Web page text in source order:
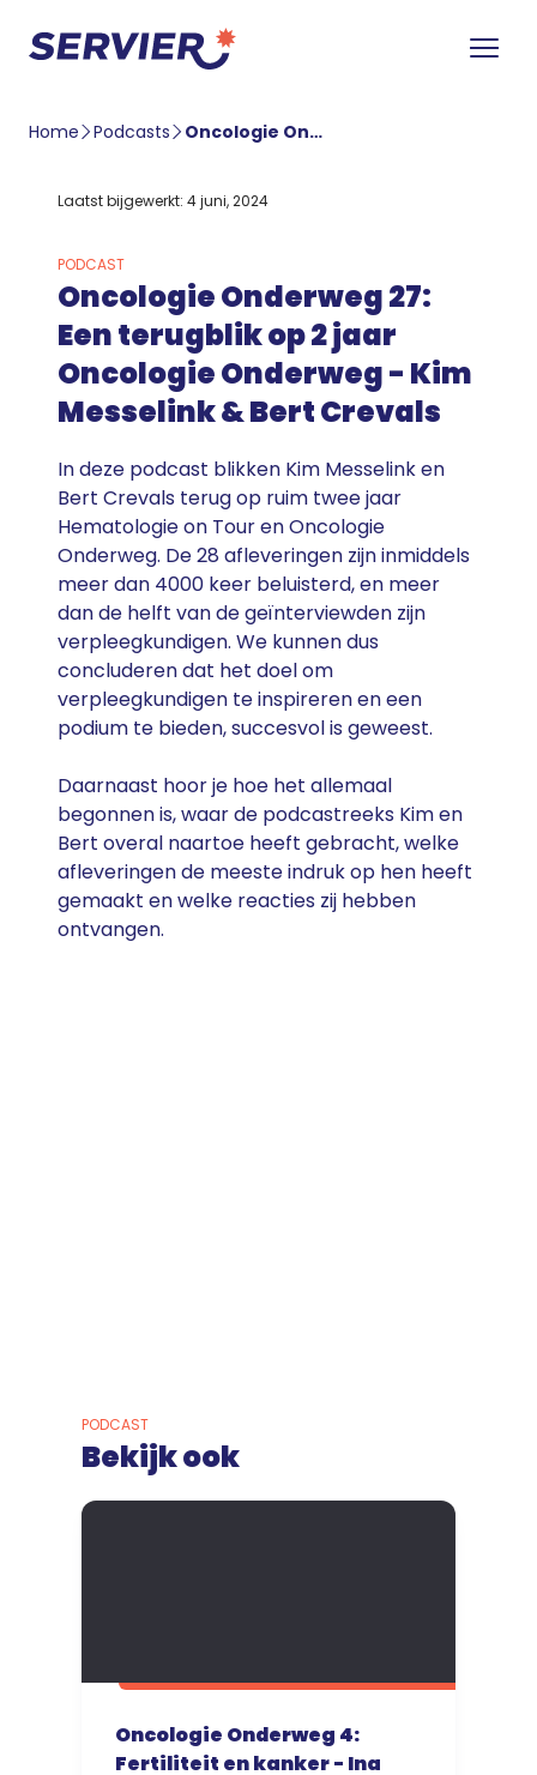
Home Podcasts Oncologie Onderweg 27: Een terugblik op 2 jaar Oncologie Onderweg – Kim Messelink & Bert Crevals
Laatst bijgewerkt: 4 juni, 2024
PODCAST
Oncologie Onderweg 27:
Een terugblik op 2 jaar
Oncologie Onderweg - Kim
Messelink & Bert Crevals
In deze podcast blikken Kim Messelink en
Bert Crevals terug op ruim twee jaar
Hematologie on Tour en Oncologie
Onderweg. De 28 afleveringen zijn inmiddels
meer dan 4000 keer beluisterd, en meer
dan de helft van de geïnterviewden zijn
verpleegkundigen. We kunnen dus
concluderen dat het doel om
verpleegkundigen te inspireren en een
podium te bieden, succesvol is geweest.
Daarnaast hoor je hoe het allemaal
begonnen is, waar de podcastreeks Kim en
Bert overal naartoe heeft gebracht, welke
afleveringen de meeste indruk op hen heeft
gemaakt en welke reacties zij hebben
ontvangen.
PODCAST
Bekijk ook
Oncologie Onderweg 4:
Fertiliteit en kanker - Ina